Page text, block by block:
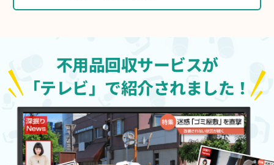
不用品回収サービスが
「テレビ」で紹介されました！